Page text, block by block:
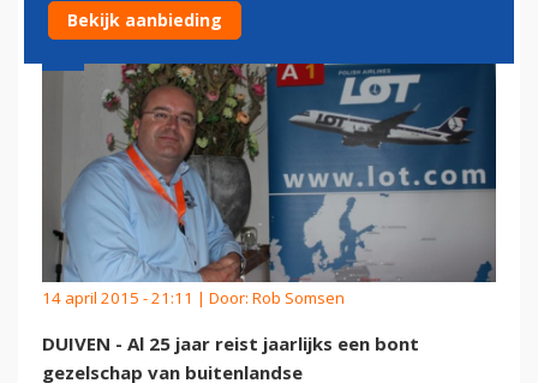
14 april 2015 - 21:11 | Door: Rob Somsen
DUIVEN - Al 25 jaar reist jaarlijks een bont
gezelschap van buitenlandse
Bekijk aanbieding